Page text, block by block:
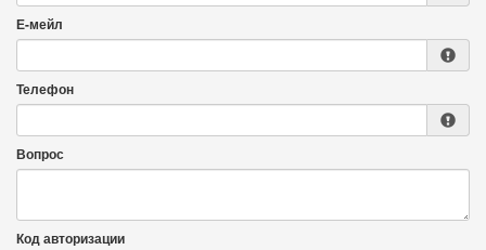
Е-мейл
Телефон
Вопрос
Код авторизации